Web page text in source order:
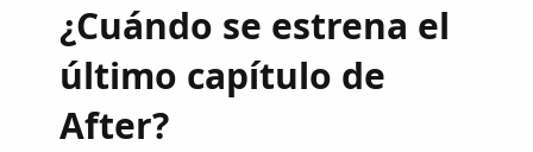
¿Cuándo se estrena el
último capítulo de
After?